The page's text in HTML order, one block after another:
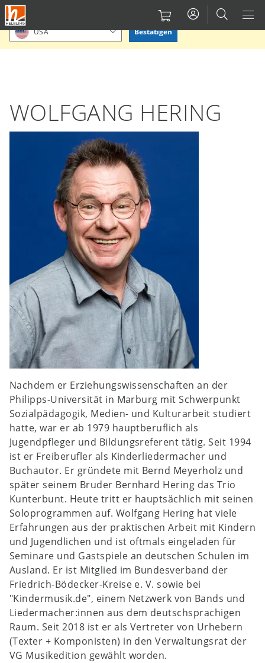
Direkt
zum
Inhalt
Bitte Standort bestätigen oder einen anderen auswählen.
USA Bestätigen
WOLFGANG HERING
Nachdem er Erziehungswissenschaften an der
Philipps-Universität in Marburg mit Schwerpunkt
Sozialpädagogik, Medien- und Kulturarbeit studiert
hatte, war er ab 1979 hauptberuflich als
Jugendpfleger und Bildungsreferent tätig. Seit 1994
ist er Freiberufler als Kinderliedermacher und
Buchautor. Er gründete mit Bernd Meyerholz und
später seinem Bruder Bernhard Hering das Trio
Kunterbunt. Heute tritt er hauptsächlich mit seinen
Soloprogrammen auf. Wolfgang Hering hat viele
Erfahrungen aus der praktischen Arbeit mit Kindern
und Jugendlichen und ist oftmals eingeladen für
Seminare und Gastspiele an deutschen Schulen im
Ausland. Er ist Mitglied im Bundesverband der
Friedrich-Bödecker-Kreise e. V. sowie bei
"Kindermusik.de", einem Netzwerk von Bands und
Liedermacher:innen aus dem deutschsprachigen
Raum. Seit 2018 ist er als Vertreter von Urhebern
(Texter + Komponisten) in den Verwaltungsrat der
VG Musikedition gewählt worden.